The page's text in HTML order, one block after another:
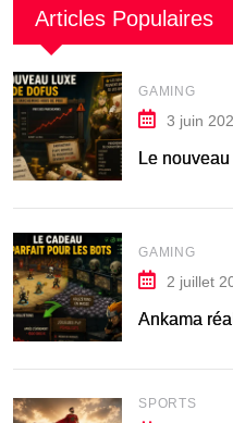
Articles Populaires
GAMING
3 juin
Le
GAMING
2 juillet
Ankama
SPORTS